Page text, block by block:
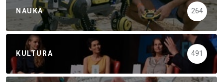
NAUKA 264
KULTURA 491